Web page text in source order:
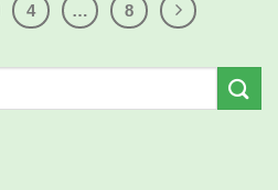
4 … 8